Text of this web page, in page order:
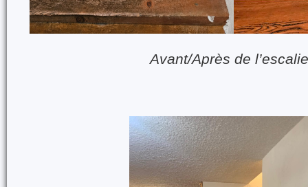
Avant/Après de